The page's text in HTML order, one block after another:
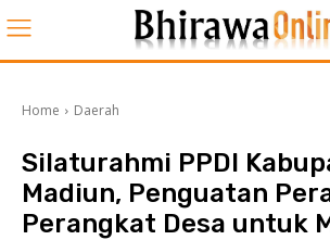
Home Daerah
Silaturahmi PPDI
Madiun, Penguatan
Perangkat Desa untuk